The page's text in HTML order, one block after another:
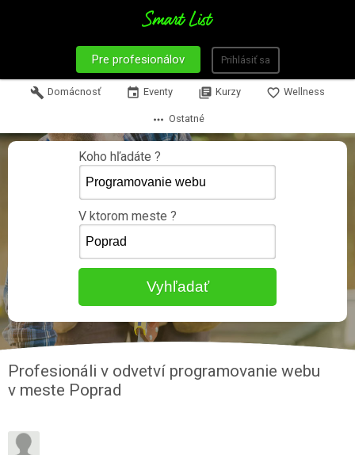
Pre profesionálov Prihlásiť sa
build Domácnosť event Eventy library_books Kurzy favorite_border Wellness
more_horiz Ostatné
Koho hľadáte ?
V ktorom meste ?
Profesionáli v odvetví programovanie webu
v meste Poprad